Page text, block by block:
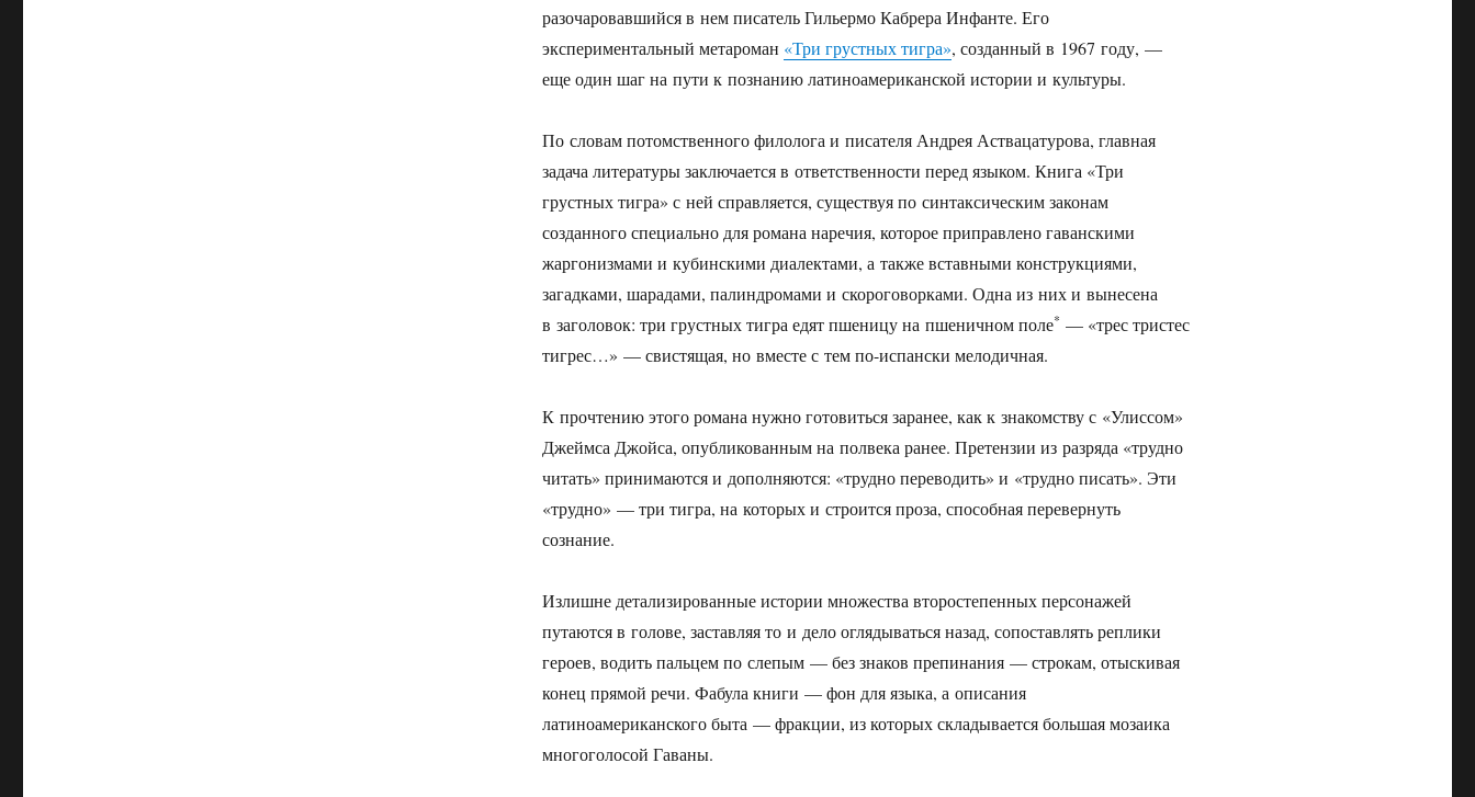
разочаровавшийся в нем писатель Гильермо Кабрера Инфанте. Его
экспериментальный метароман «Три грустных тигра», созданный в 1967 году, —
еще один шаг на пути к познанию латиноамериканской истории и культуры.
По словам потомственного филолога и писателя Андрея Аствацатурова, главная
задача литературы заключается в ответственности перед языком. Книга «Три
грустных тигра» с ней справляется, существуя по синтаксическим законам
созданного специально для романа наречия, которое приправлено гаванскими
жаргонизмами и кубинскими диалектами, а также вставными конструкциями,
загадками, шарадами, палиндромами и скороговорками. Одна из них и вынесена
в заголовок: три грустных тигра едят пшеницу на пшеничном поле* — «трес тристес
тигрес…» — свистящая, но вместе с тем по-испански мелодичная.
К прочтению этого романа нужно готовиться заранее, как к знакомству с «Улиссом»
Джеймса Джойса, опубликованным на полвека ранее. Претензии из разряда «трудно
читать» принимаются и дополняются: «трудно переводить» и «трудно писать». Эти
«трудно» — три тигра, на которых и строится проза, способная перевернуть
сознание.
Излишне детализированные истории множества второстепенных персонажей
путаются в голове, заставляя то и дело оглядываться назад, сопоставлять реплики
героев, водить пальцем по слепым — без знаков препинания — строкам, отыскивая
конец прямой речи. Фабула книги — фон для языка, а описания
латиноамериканского быта — фракции, из которых складывается большая мозаика
многоголосой Гаваны.